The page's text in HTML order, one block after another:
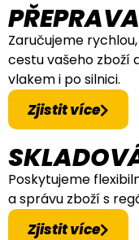
PŘEPRAVA
Zaručujeme
cestu vašeho zboží
vlakem i po silnici.
Zjistit více
Poskytujeme
a správu zboží s
Zjistit více